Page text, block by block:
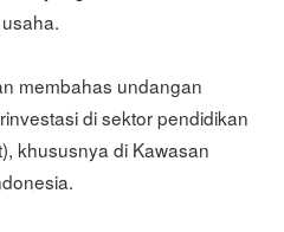
membahas undangan
di sektor pendidikan
khususnya di Kawasan